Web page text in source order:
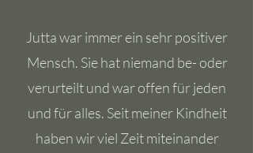
Jutta war immer ein sehr positiver
Mensch. Sie hat niemand be- oder
verurteilt und war offen für jeden
und für alles. Seit meiner Kindheit
haben wir viel Zeit miteinander